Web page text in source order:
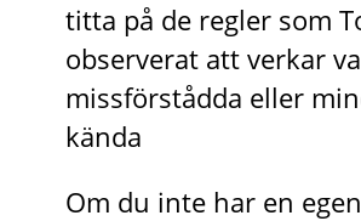
titta på de regler som
observerat att verkar
missförstådda eller
kända
Om du inte har en